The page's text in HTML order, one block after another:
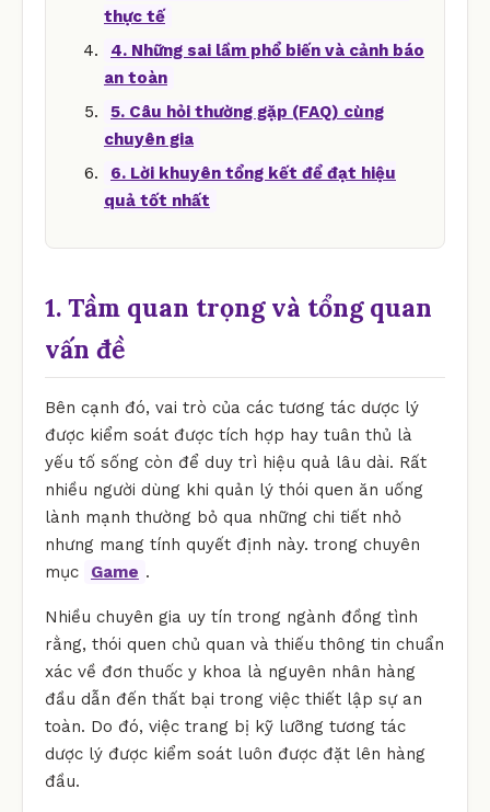
thực tế
4. Những sai lầm phổ biến và cảnh báo
an toàn
5. Câu hỏi thường gặp (FAQ) cùng
chuyên gia
6. Lời khuyên tổng kết để đạt hiệu
quả tốt nhất
1. Tầm quan trọng và tổng quan
vấn đề
Bên cạnh đó, vai trò của các tương tác dược lý
được kiểm soát được tích hợp hay tuân thủ là
yếu tố sống còn để duy trì hiệu quả lâu dài. Rất
nhiều người dùng khi quản lý thói quen ăn uống
lành mạnh thường bỏ qua những chi tiết nhỏ
nhưng mang tính quyết định này. trong chuyên
mục
Game .
Nhiều chuyên gia uy tín trong ngành đồng tình
rằng, thói quen chủ quan và thiếu thông tin chuẩn
xác về đơn thuốc y khoa là nguyên nhân hàng
đầu dẫn đến thất bại trong việc thiết lập sự an
toàn. Do đó, việc trang bị kỹ lưỡng tương tác
dược lý được kiểm soát luôn được đặt lên hàng
đầu.